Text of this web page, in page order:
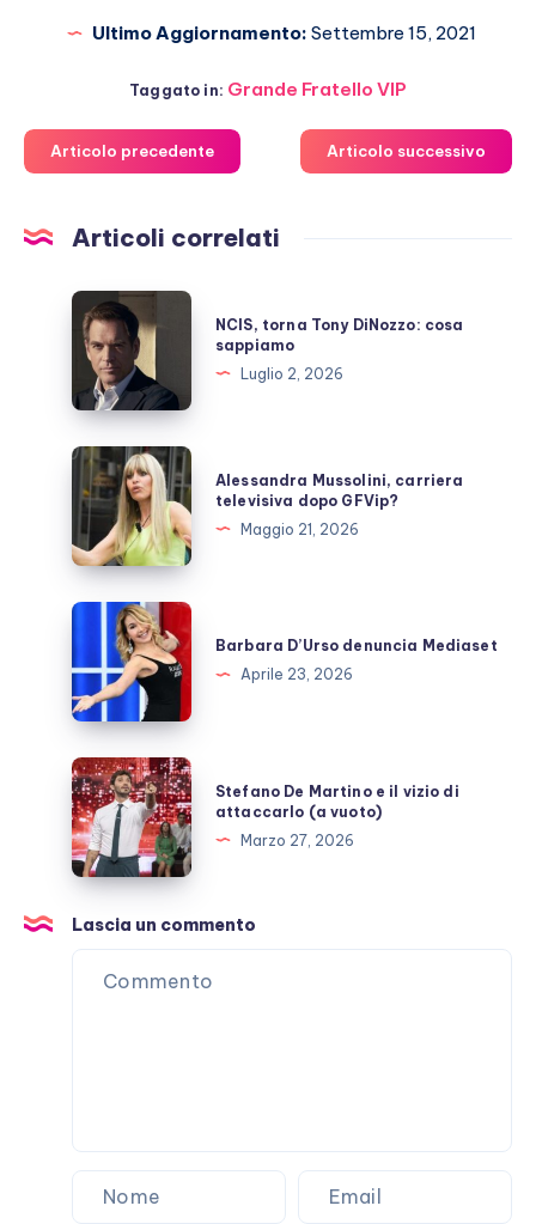
Ultimo Aggiornamento: Settembre 15, 2021
Taggato in: Grande Fratello VIP
Articolo precedente Articolo successivo
Articoli correlati
NCIS,
torna
Tony
DiNozzo:
cosa
sappiamo
NCIS, torna Tony DiNozzo: cosa
sappiamo
Luglio 2, 2026
Alessandra
Mussolini,
carriera
televisiva
dopo
GFVip?
Alessandra Mussolini, carriera
televisiva dopo GFVip?
Maggio 21, 2026
Barbara
D’Urso
denuncia
Mediaset
Barbara D’Urso denuncia Mediaset
Aprile 23, 2026
Stefano
De
Martino
e
vizio
di
attaccarlo
Stefano De Martino e il vizio di
attaccarlo (a vuoto)
Marzo 27, 2026
Lascia un commento